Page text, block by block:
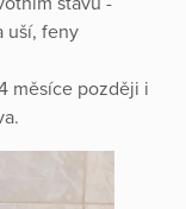
uší, feny
měsíce později i